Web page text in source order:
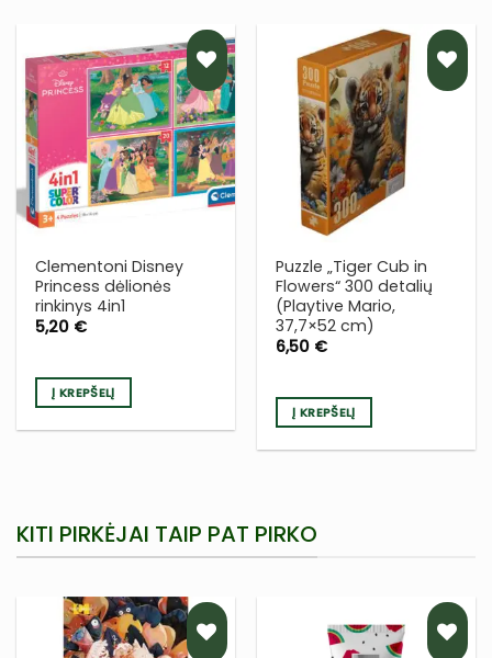
PRIDĖTI
Į NORŲ
SĄRAŠĄ
Clementoni Disney
Princess dėlionės
rinkinys 4in1
5,20 €
Į KREPŠELĮ
PRIDĖTI
Į NORŲ
SĄRAŠĄ
Puzzle „Tiger Cub in
Flowers“ 300 detalių
(Playtive Mario,
37,7×52 cm)
6,50 €
Į KREPŠELĮ
KITI PIRKĖJAI TAIP PAT PIRKO